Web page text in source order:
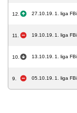
12. 27.10.19. 1. liga
11. 19.10.19. 1. liga
10. 13.10.19. 1. liga
9. 05.10.19. 1. liga